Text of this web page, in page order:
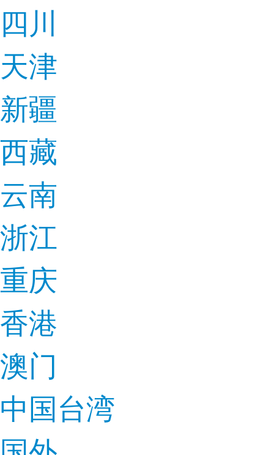
四川
天津
新疆
西藏
云南
浙江
重庆
香港
澳门
中国台湾